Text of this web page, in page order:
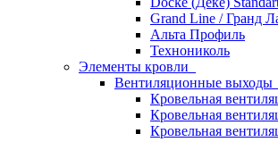
Grand Line / Гранд
Альта Профиль
Технониколь
Элементы кровли
Вентиляционные выходы
Кровельная
Кровельная
Кровельная